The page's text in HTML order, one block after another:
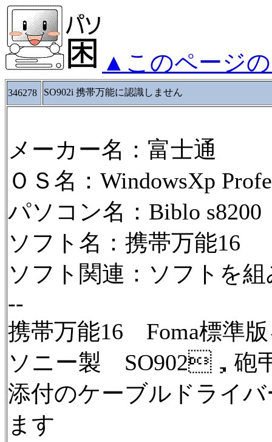
▲このページ
346278 SO902i 携帯万能に認識しません
メーカー名：富士通
ＯＳ名：WindowsXp
パソコン名：Biblo s8200
ソフト名：携帯万能16
ソフト関連：ソフトを
--
携帯万能16 Foma標準
ソニー製 SO902，砲
添付のケーブルドライ
ます